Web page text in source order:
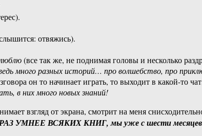
отвяжись).
(все так же, не поднимая головы и несколько
много разных историй… про волшебство, про
он то начинает играть, то выходит в какой-то
в них много новых знаний!
взгляд от экрана, смотрит на меня
УМНЕЕ ВСЯКИХ КНИГ, мы уже с шести месяцев